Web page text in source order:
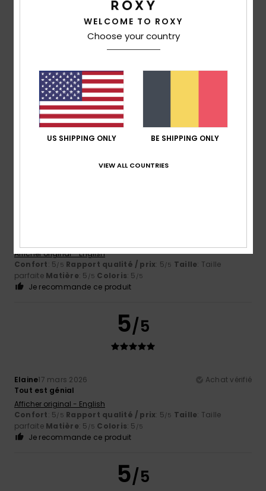
Coloris
5
Afficher original - English
Confort: 5/5 Rapport qualité / prix: 5/5 Taille: Taille
parfaite Matière: 5 /5 Coloris: 5 /5
Je recommande ce produit
5/5
Elaine17 mars 2026
Achat vérifié
Tout est génial
Afficher original - English
Confort: 5/5 Rapport qualité / prix: 5/5 Taille: Taille
parfaite Matière: 5 /5 Coloris: 5 /5
Je recommande ce produit
5/5
WELCOME TO ROXY
Choose your country
US SHIPPING ONLY BE SHIPPING ONLY
VIEW ALL COUNTRIES